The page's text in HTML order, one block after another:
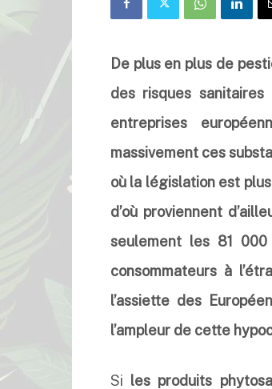
De plus en plus de
des risques
entreprises
massivement ces
où la législation est
d’où proviennent
seulement les 81
consommateurs à
l’assiette des
l’ampleur de cette
Si les produits